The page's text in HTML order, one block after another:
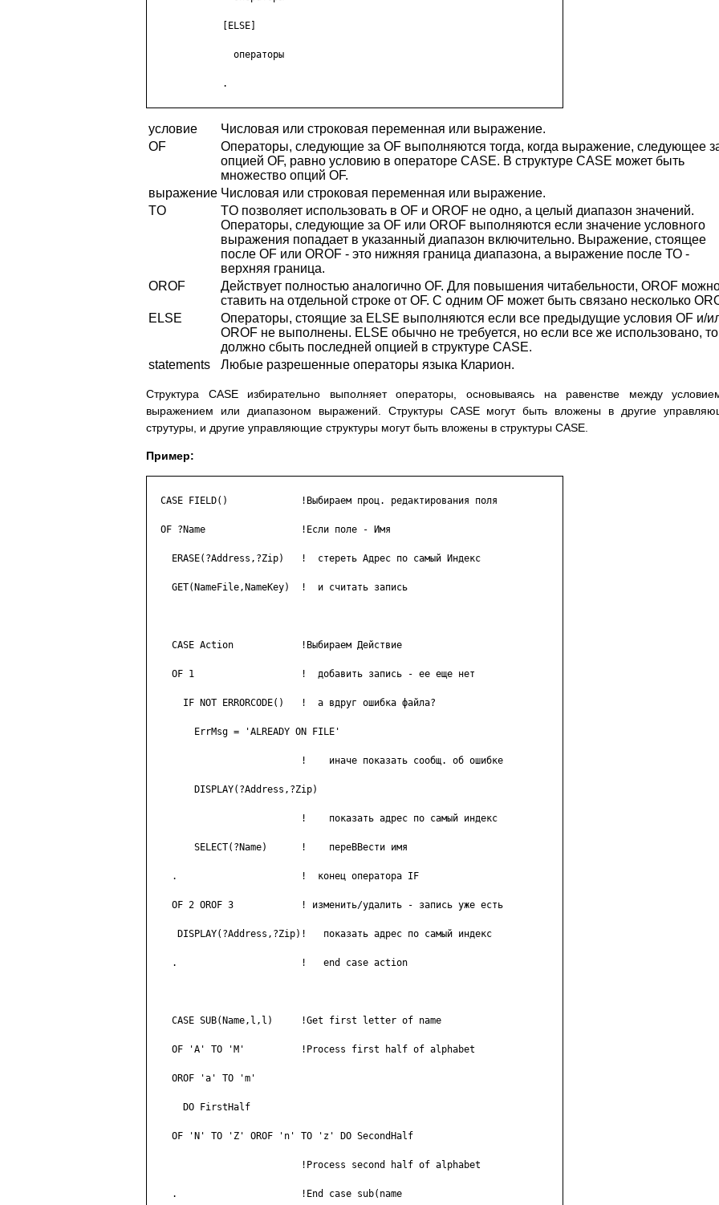
             [ELSE]
               операторы
             .
условие
Числовая или строковая переменная или выражение.
OF
Операторы, следующие за OF выполняются тогда, когда выражение, следующее
опцией OF, равно условию в операторе CASE. В структуре CASE может быть
множество опций OF.
выражение Числовая или строковая переменная или выражение.
TO
TO позволяет использовать в OF и OROF не одно, а целый диапазон значений.
Операторы, следующие за OF или OROF выполняются если значение условного
выражения попадает в указанный диапазон включительно. Выражение, стоящее
после OF или OROF - это нижняя граница диапазона, а выражение после ТО -
верхняя граница.
OROF
Действует полностью аналогично OF. Для повышения читабельности, OROF
ставить на отдельной строке от OF. С одним OF может быть связано несколько
ELSE
Операторы, стоящие за ELSE выполняются если все предыдущие условия OF и/
OROF не выполнены. ELSE обычно не требуется, но если все же использовано, то
должно сбыть последней опцией в структуре CASE.
statements
Любые разрешенные операторы языка Кларион.
Структура CASE избирательно выполняет операторы, основываясь на равенстве между
выражением или диапазоном выражений. Структуры CASE могут быть вложены в другие
струтуры, и другие управляющие структуры могут быть вложены в структуры CASE.
Пример:
  CASE FIELD()             !Выбираем проц. редактирования поля
  OF ?Name                 !Если поле - Имя
    ERASE(?Address,?Zip)   !  стереть Адрес по самый Индекс
    GET(NameFile,NameKey)  !  и считать запись
    CASE Action            !Выбираем Действие
    OF 1                   !  добавить запись - ее еще нет
      IF NOT ERRORCODE()   !  а вдруг ошибка файла?
        ErrMsg = 'ALREADY ON FILE'
                           !    иначе показать сообщ. об ошибке
        DISPLAY(?Address,?Zip)
                           !    показать адрес по самый индекс
        SELECT(?Name)      !    переВВести имя
    .                      !  конец оператора IF
    OF 2 OROF 3            ! изменить/удалить - запись уже есть
     DISPLAY(?Address,?Zip)!   показать адрес по самый индекс
    .                      !   end case action
    CASE SUB(Name,l,l)     !Get first letter of name
    OF 'A' TO 'M'          !Process first half of alphabet
    OROF 'a' TO 'm'
      DO FirstHalf
    OF 'N' TO 'Z' OROF 'n' TO 'z' DO SecondHalf
                           !Process second half of alphabet
    .                      !End case sub(name